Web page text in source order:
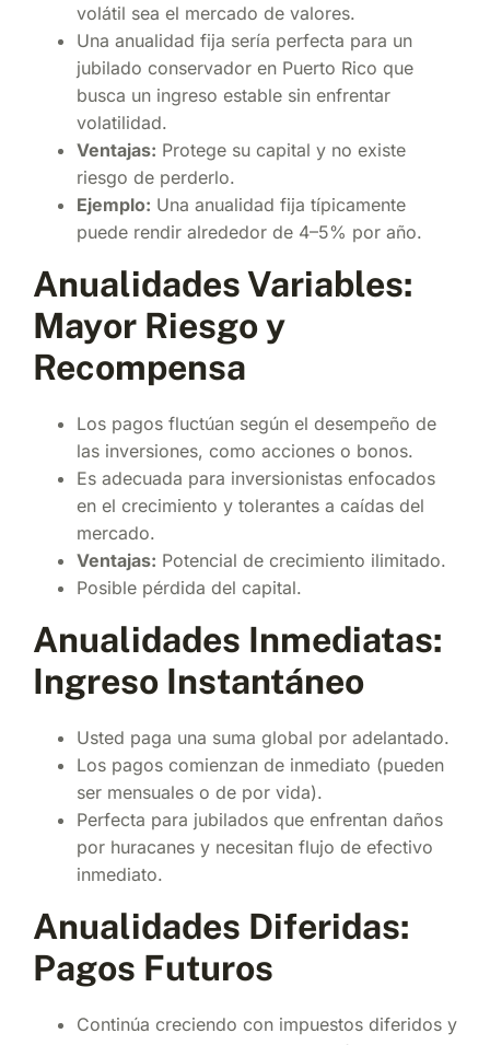
volátil sea el mercado de valores.
Una anualidad fija sería perfecta para un
jubilado conservador en Puerto Rico que
busca un ingreso estable sin enfrentar
volatilidad.
Ventajas: Protege su capital y no existe
riesgo de perderlo.
Ejemplo: Una anualidad fija típicamente
puede rendir alrededor de 4–5% por año.
Anualidades Variables:
Mayor Riesgo y
Recompensa
Los pagos fluctúan según el desempeño de
las inversiones, como acciones o bonos.
Es adecuada para inversionistas enfocados
en el crecimiento y tolerantes a caídas del
mercado.
Ventajas: Potencial de crecimiento ilimitado.
Posible pérdida del capital.
Anualidades Inmediatas:
Ingreso Instantáneo
Usted paga una suma global por adelantado.
Los pagos comienzan de inmediato (pueden
ser mensuales o de por vida).
Perfecta para jubilados que enfrentan daños
por huracanes y necesitan flujo de efectivo
inmediato.
Anualidades Diferidas:
Pagos Futuros
Continúa creciendo con impuestos diferidos y